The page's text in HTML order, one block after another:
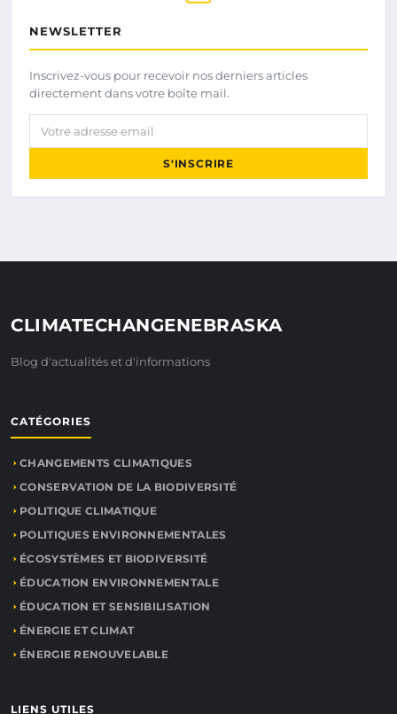
NEWSLETTER
Inscrivez-vous pour recevoir nos derniers articles
directement dans votre boîte mail.
Votre adresse email
S'INSCRIRE
CLIMATECHANGENEBRASKA
Blog d'actualités et d'informations
CATÉGORIES
CHANGEMENTS CLIMATIQUES
CONSERVATION DE LA BIODIVERSITÉ
POLITIQUE CLIMATIQUE
POLITIQUES ENVIRONNEMENTALES
ÉCOSYSTÈMES ET BIODIVERSITÉ
ÉDUCATION ENVIRONNEMENTALE
ÉDUCATION ET SENSIBILISATION
ÉNERGIE ET CLIMAT
ÉNERGIE RENOUVELABLE
LIENS UTILES